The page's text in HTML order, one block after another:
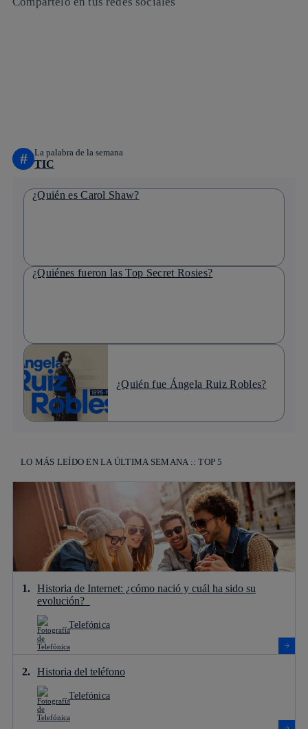
# La palabra de la semana
TIC
¿Quién es Carol Shaw?
¿Quiénes fueron las Top Secret Rosies?
¿Quién fue Ángela Ruiz Robles?
LO MÁS LEÍDO EN LA ÚLTIMA SEMANA :: TOP 5
Historia de Internet: ¿cómo nació y cuál ha sido su
evolución?
Telefónica
Historia del teléfono
Telefónica